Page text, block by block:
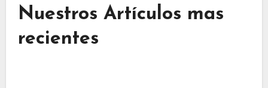
Nuestros Artículos mas
recientes